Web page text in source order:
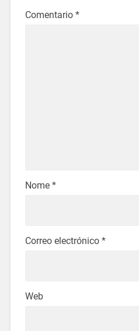
Comentario *
Nome *
Correo electrónico *
Web